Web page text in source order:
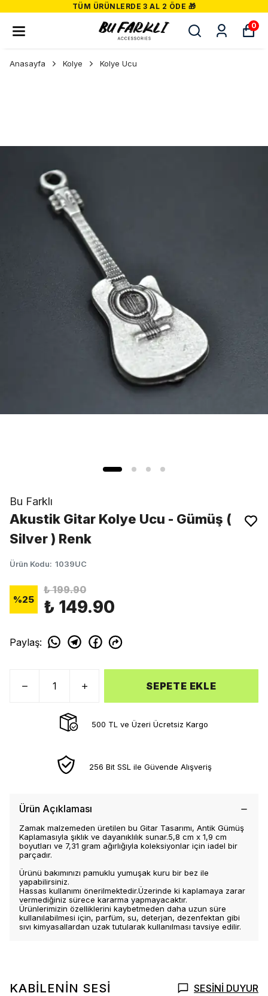
TÜM ÜRÜNLERDE 3 AL 2 ÖDE 🎁
0
Anasayfa Kolye Kolye Ucu
Bu Farklı
Akustik Gitar Kolye Ucu - Gümüş (
Silver ) Renk
Ürün Kodu: 1039UC
%25
₺ 199.90
₺ 149.90
Paylaş:
SEPETE EKLE
500 TL ve Üzeri Ücretsiz Kargo
256 Bit SSL ile Güvende Alışveriş
Ürün Açıklaması
Zamak malzemeden üretilen bu Gitar Tasarımı, Antik Gümüş
Kaplamasıyla şıklık ve dayanıklılık sunar.5,8 cm x 1,9 cm
boyutları ve 7,31 gram ağırlığıyla koleksiyonlar için iadel bir
parçadır.
Ürünü bakımınızı pamuklu yumuşak kuru bir bez ile
yapabilirsiniz.
Hassas kullanımı önerilmektedir.Üzerinde ki kaplamaya zarar
vermediğiniz sürece kararma yapmayacaktır.
Ürünlerimizin özelliklerini kaybetmeden daha uzun süre
kullanılabilmesi için, parfüm, su, deterjan, dezenfektan gibi
sıvı kimyasallardan uzak tutularak kullanılması tavsiye edilir.
KABİLENİN SESİ SESİNİ DUYUR